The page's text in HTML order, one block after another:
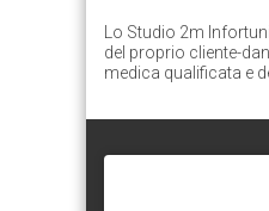
Lo Studio 2m
del proprio cliente-
medica qualificata e